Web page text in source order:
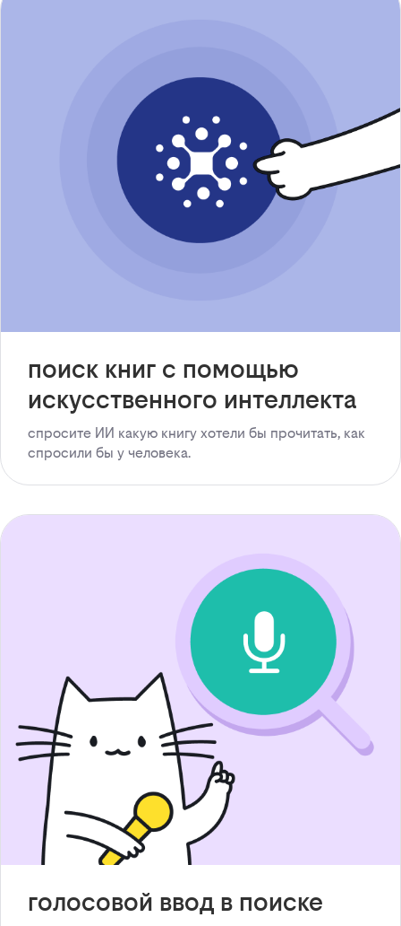
поиск книг с помощью
искусственного интеллекта
спросите ИИ какую книгу хотели бы прочитать, как
спросили бы у человека.
голосовой ввод в поиске